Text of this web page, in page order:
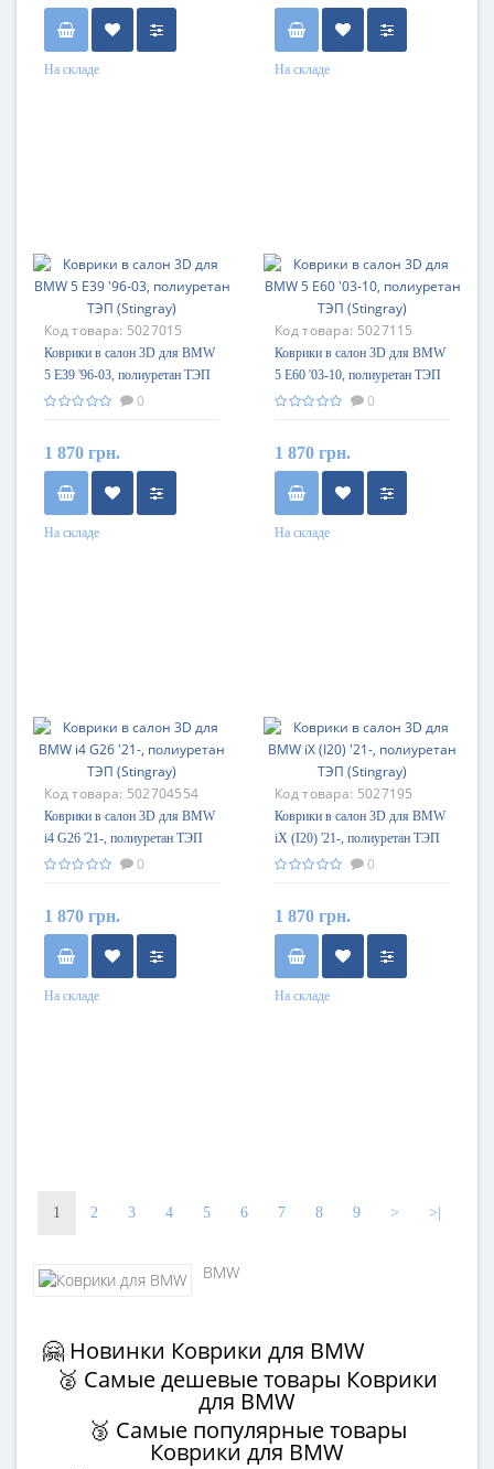
На складе На складе
Код товара: 5027015
Коврики в салон 3D для BMW
5 E39 '96-03, полиуретан ТЭП
(Stingray)
0
1 870 грн.
На складе
Код товара: 5027115
Коврики в салон 3D для BMW
5 E60 '03-10, полиуретан ТЭП
(Stingray)
0
1 870 грн.
На складе
Код товара: 502704554
Коврики в салон 3D для BMW
i4 G26 '21-, полиуретан ТЭП
(Stingray)
0
1 870 грн.
На складе
Код товара: 5027195
Коврики в салон 3D для BMW
iX (I20) '21-, полиуретан ТЭП
(Stingray)
0
1 870 грн.
На складе
1 2 3 4 5 6 7 8 9 > >|
BMW
🤗 Новинки Коврики для BMW
🥈 Самые дешевые товары Коврики
для BMW
🥉 Самые популярные товары
Коврики для BMW